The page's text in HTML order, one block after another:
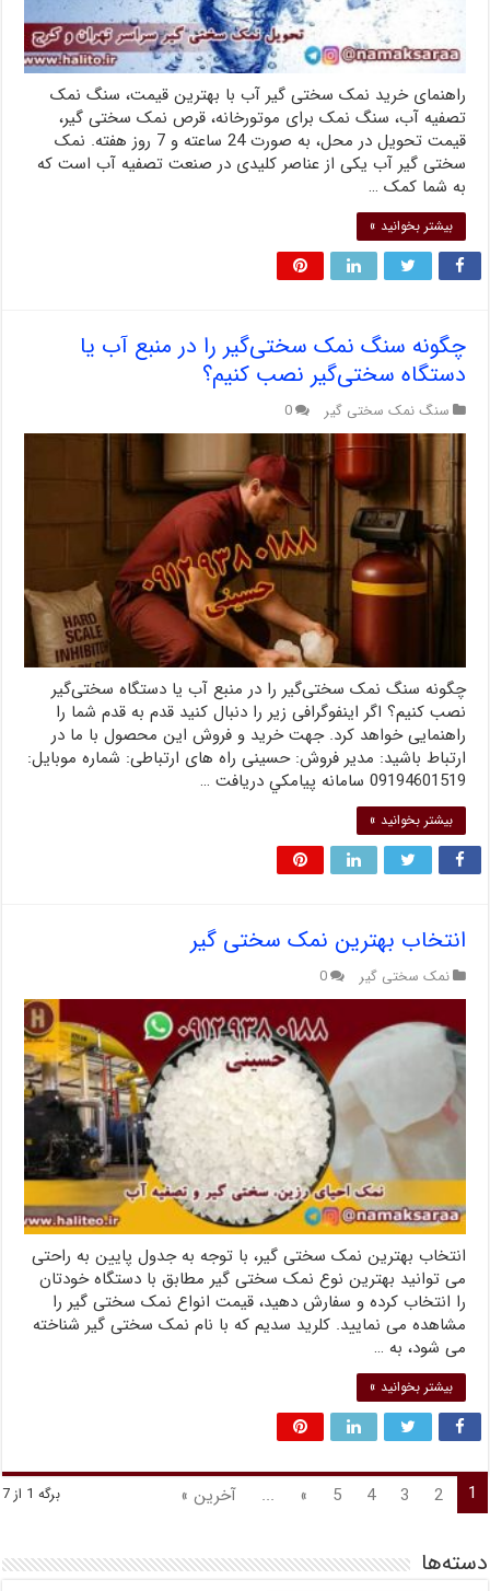
راهنمای خرید نمک سختی گیر آب با بهترین قیمت، سنگ نمک
تصفیه آب، سنگ نمک برای موتورخانه، قرص نمک سختی گیر،
قیمت تحویل در محل، به صورت 24 ساعته و 7 روز هفته. نمک
سختی گیر آب یکی از عناصر کلیدی در صنعت تصفیه آب است که
به شما کمک …
بیشتر بخوانید »
چگونه سنگ نمک سختی‌گیر را ‌در منبع آب یا
دستگاه سختی‌گیر نصب کنیم؟
سنگ نمک سختی گیر 0
چگونه سنگ نمک سختی‌گیر را ‌در منبع آب یا دستگاه سختی‌گیر
نصب کنیم؟ اگر اینفوگرافی زیر را دنبال کنید قدم به قدم شما را
راهنمایی خواهد کرد. جهت خرید و فروش این محصول با ما در
ارتباط باشید: مدیر فروش: حسینی راه های ارتباطی: شماره موبايل:
09194601519 سامانه پيامکي دریافت …
بیشتر بخوانید »
انتخاب بهترین نمک سختی گیر
نمک سختی گیر 0
انتخاب بهترین نمک سختی گیر، با توجه به جدول پایین به راحتی
می توانید بهترین نوع نمک سختی گیر مطابق با دستگاه خودتان
را انتخاب کرده و سفارش دهید، قیمت انواع نمک سختی گیر را
مشاهده می نمایید. کلرید سدیم که با نام نمک سختی گیر شناخته
می شود، به …
بیشتر بخوانید »
برگه 1 از 7 1
2
3
4
5
»
... آخرین »
دسته‌ها